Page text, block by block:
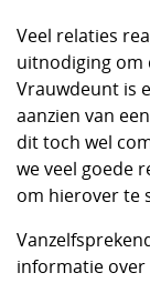
Veel relaties
uitnodiging om
Vrauwdeunt is
aanzien van
dit toch wel
we veel goede
om hierover te
informatie over